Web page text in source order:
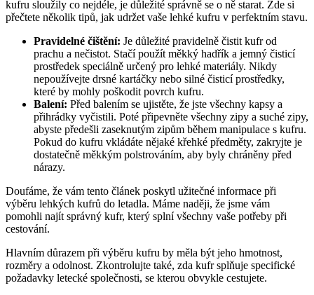
kufru sloužily co nejdéle, je důležité správně se o ně starat. Zde si
přečtete několik tipů, jak udržet vaše lehké kufru v perfektním stavu.
Pravidelné čištění: Je důležité pravidelně čistit kufr od
prachu a nečistot. Stačí použít měkký hadřík a jemný čisticí
prostředek speciálně určený pro lehké materiály. Nikdy
nepoužívejte drsné kartáčky nebo silné čisticí prostředky,
které by mohly poškodit povrch kufru.
Balení: Před balením se ujistěte, že jste všechny kapsy a
přihrádky vyčistili. Poté připevněte všechny zipy a suché zipy,
abyste předešli zaseknutým zipům během manipulace s kufru.
Pokud do kufru vkládáte nějaké křehké předměty, zakryjte je
dostatečně měkkým polstrováním, aby byly chráněny před
nárazy.
Doufáme, že vám tento článek poskytl užitečné informace při
výběru lehkých kufrů do letadla. Máme naději, že jsme vám
pomohli najít správný kufr, který splní všechny vaše potřeby při
cestování.
Hlavním důrazem při výběru kufru by měla být jeho hmotnost,
rozměry a odolnost. Zkontrolujte také, zda kufr splňuje specifické
požadavky letecké společnosti, se kterou obvykle cestujete.